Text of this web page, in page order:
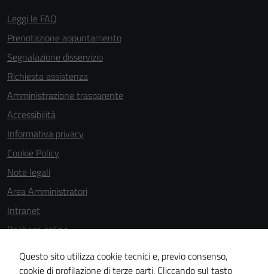
Leggi le FAQ
Prenotazione appuntamento
Segnalazione disservizio
Richiesta assistenza
Amministrazione trasparente
Accessibilità
Informativa privacy
Cookie Policy
Note legali
Area Amministratori
Intranet
Bacheca online
Dichiarazione di accessibilità
Dichiarazione di accessibilità e modalità di segnalazioni di non
Questo sito utilizza cookie tecnici e, previo consenso,
cookie di profilazione di terze parti. Cliccando sul tasto